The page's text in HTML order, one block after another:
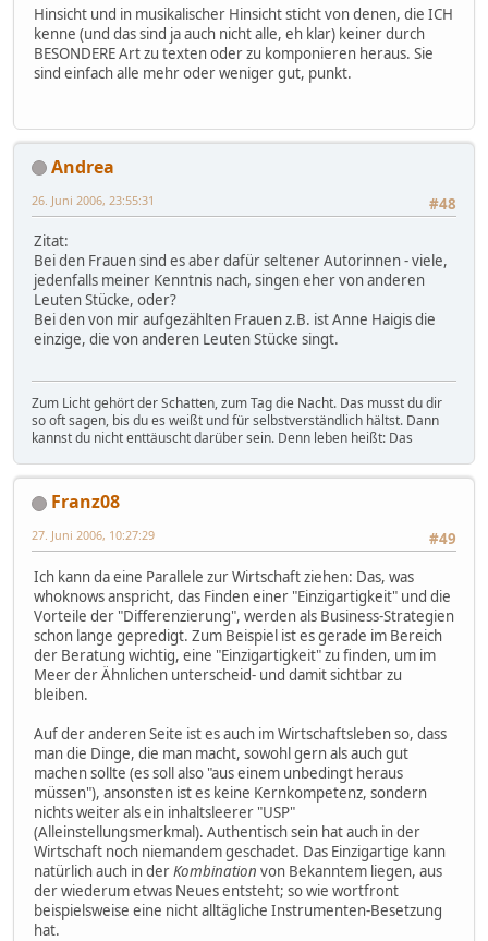
Hinsicht und in musikalischer Hinsicht sticht von denen, die ICH
kenne (und das sind ja auch nicht alle, eh klar) keiner durch
BESONDERE Art zu texten oder zu komponieren heraus. Sie
sind einfach alle mehr oder weniger gut, punkt.
Andrea
#48
26. Juni 2006, 23:55:31
Zitat:
Bei den Frauen sind es aber dafür seltener Autorinnen - viele,
jedenfalls meiner Kenntnis nach, singen eher von anderen
Leuten Stücke, oder?
Bei den von mir aufgezählten Frauen z.B. ist Anne Haigis die
einzige, die von anderen Leuten Stücke singt.
Zum Licht gehört der Schatten, zum Tag die Nacht. Das musst du dir
so oft sagen, bis du es weißt und für selbstverständlich hältst. Dann
kannst du nicht enttäuscht darüber sein. Denn leben heißt: Das
Franz08
#49
27. Juni 2006, 10:27:29
Ich kann da eine Parallele zur Wirtschaft ziehen: Das, was
whoknows anspricht, das Finden einer "Einzigartigkeit" und die
Vorteile der "Differenzierung", werden als Business-Strategien
schon lange gepredigt. Zum Beispiel ist es gerade im Bereich
der Beratung wichtig, eine "Einzigartigkeit" zu finden, um im
Meer der Ähnlichen unterscheid- und damit sichtbar zu
bleiben.
Auf der anderen Seite ist es auch im Wirtschaftsleben so, dass
man die Dinge, die man macht, sowohl gern als auch gut
machen sollte (es soll also "aus einem unbedingt heraus
müssen"), ansonsten ist es keine Kernkompetenz, sondern
nichts weiter als ein inhaltsleerer "USP"
(Alleinstellungsmerkmal). Authentisch sein hat auch in der
Wirtschaft noch niemandem geschadet. Das Einzigartige kann
natürlich auch in derKombination von Bekanntem liegen, aus
der wiederum etwas Neues entsteht; so wie wortfront
beispielsweise eine nicht alltägliche Instrumenten-Besetzung
hat.